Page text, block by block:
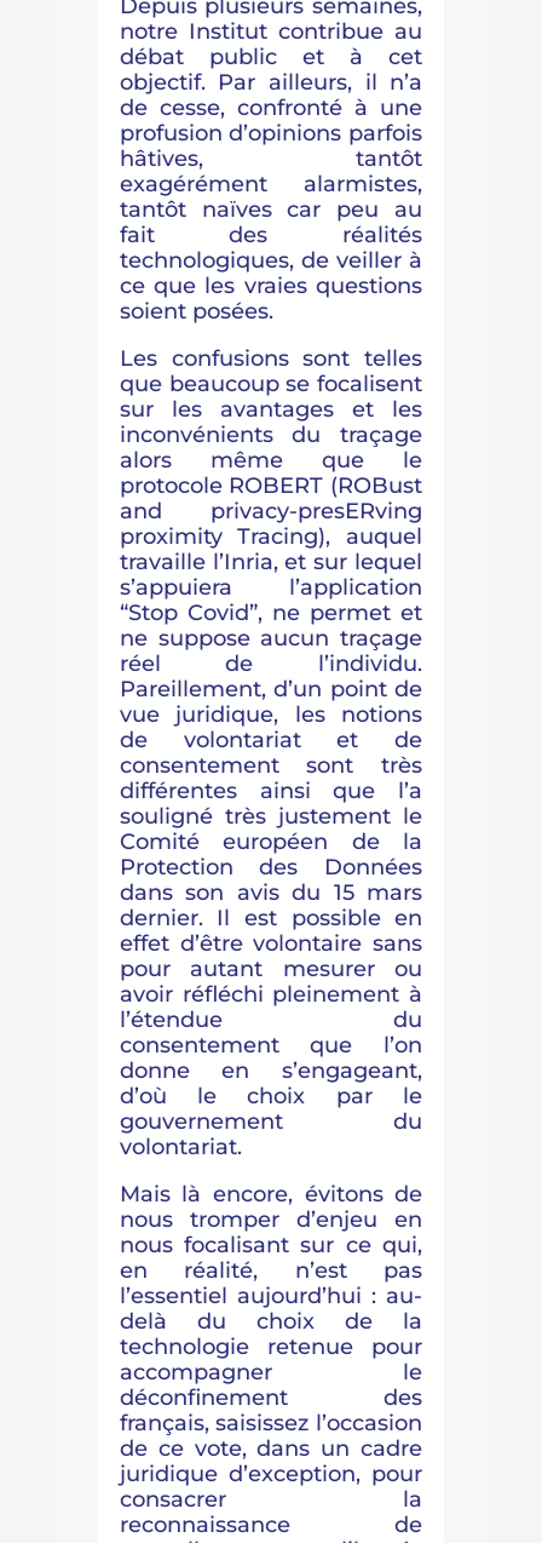
Depuis plusieurs semaines,
notre Institut contribue au
débat public et à cet
objectif. Par ailleurs, il n’a
de cesse, confronté à une
profusion d’opinions parfois
hâtives, tantôt
exagérément alarmistes,
tantôt naïves car peu au
fait des réalités
technologiques, de veiller à
ce que les vraies questions
soient posées.
Les confusions sont telles
que beaucoup se focalisent
sur les avantages et les
inconvénients du traçage
alors même que le
protocole ROBERT (ROBust
and privacy-presERving
proximity Tracing), auquel
travaille l’Inria, et sur lequel
s’appuiera l’application
“Stop Covid”, ne permet et
ne suppose aucun traçage
réel de l’individu.
Pareillement, d’un point de
vue juridique, les notions
de volontariat et de
consentement sont très
différentes ainsi que l’a
souligné très justement le
Comité européen de la
Protection des Données
dans son avis du 15 mars
dernier. Il est possible en
effet d’être volontaire sans
pour autant mesurer ou
avoir réfléchi pleinement à
l’étendue du
consentement que l’on
donne en s’engageant,
d’où le choix par le
gouvernement du
volontariat.
Mais là encore, évitons de
nous tromper d’enjeu en
nous focalisant sur ce qui,
en réalité, n’est pas
l’essentiel aujourd’hui : au-
delà du choix de la
technologie retenue pour
accompagner le
déconfinement des
français, saisissez l’occasion
de ce vote, dans un cadre
juridique d’exception, pour
consacrer la
reconnaissance de